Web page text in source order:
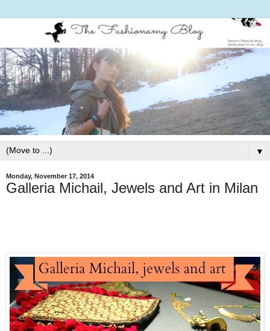
▼
Monday, November 17, 2014
Galleria Michail, Jewels and Art in Milan